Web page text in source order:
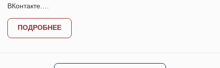
ВКонтакте.…
ПОДРОБНЕЕ